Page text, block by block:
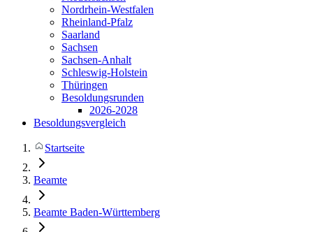
Nordrhein-Westfalen
Rheinland-Pfalz
Saarland
Sachsen
Sachsen-Anhalt
Schleswig-Holstein
Thüringen
Besoldungsrunden
2026-2028
Besoldungsvergleich
Startseite
Beamte
Beamte Baden-Württemberg